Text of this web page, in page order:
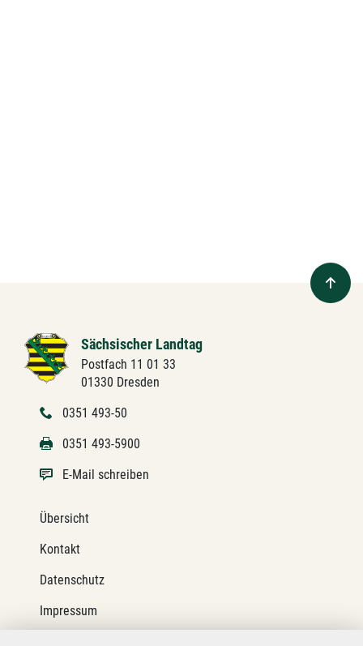
Sächsischer Landtag
Postfach 11 01 33
01330 Dresden
0351 493-50
0351 493-5900
E-Mail schreiben
Übersicht
Kontakt
Datenschutz
Impressum